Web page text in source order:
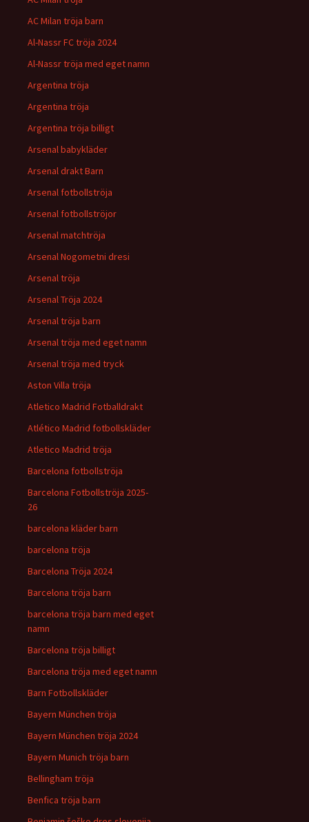
AC Milan tröja barn
Al-Nassr FC tröja 2024
Al-Nassr tröja med eget namn
Argentina tröja
Argentina tröja
Argentina tröja billigt
Arsenal babykläder
Arsenal drakt Barn
Arsenal fotbollströja
Arsenal fotbollströjor
Arsenal matchtröja
Arsenal Nogometni dresi
Arsenal tröja
Arsenal Tröja 2024
Arsenal tröja barn
Arsenal tröja med eget namn
Arsenal tröja med tryck
Aston Villa tröja
Atletico Madrid Fotballdrakt
Atlético Madrid fotbollskläder
Atletico Madrid tröja
Barcelona fotbollströja
Barcelona Fotbollströja 2025-
26
barcelona kläder barn
barcelona tröja
Barcelona Tröja 2024
Barcelona tröja barn
barcelona tröja barn med eget
namn
Barcelona tröja billigt
Barcelona tröja med eget namn
Barn Fotbollskläder
Bayern München tröja
Bayern München tröja 2024
Bayern Munich tröja barn
Bellingham tröja
Benfica tröja barn